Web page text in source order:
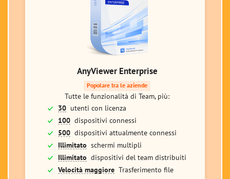
AnyViewer Enterprise
Popolare tra le aziende
Tutte le funzionalità di Team, più:
30 utenti con licenza
100 dispositivi connessi
500 dispositivi attualmente connessi
Illimitato schermi multipli
Illimitato dispositivi del team distribuiti
Velocità maggiore Trasferimento file